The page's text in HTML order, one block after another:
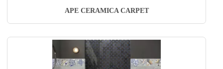
APE CERAMICA CARPET